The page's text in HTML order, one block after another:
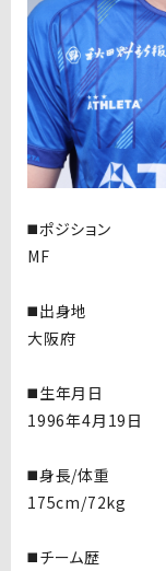
◼️ポジション
MF
◼️出身地
大阪府
◼️生年月日
1996年4月19日
◼️身長/体重
175cm/72kg
◼️チーム歴